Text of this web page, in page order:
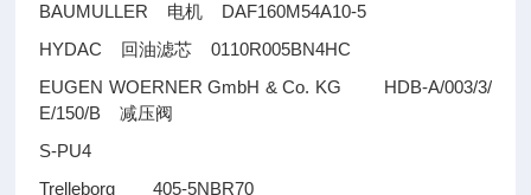
BAUMULLER 电机 DAF160M54A10-5
HYDAC
回油滤芯 0110R005BN4HC
EUGEN WOERNER GmbH & Co. KG HDB-A/003/3/
E/150/B减压阀
S-PU4
Trelleborg 405-5NBR70